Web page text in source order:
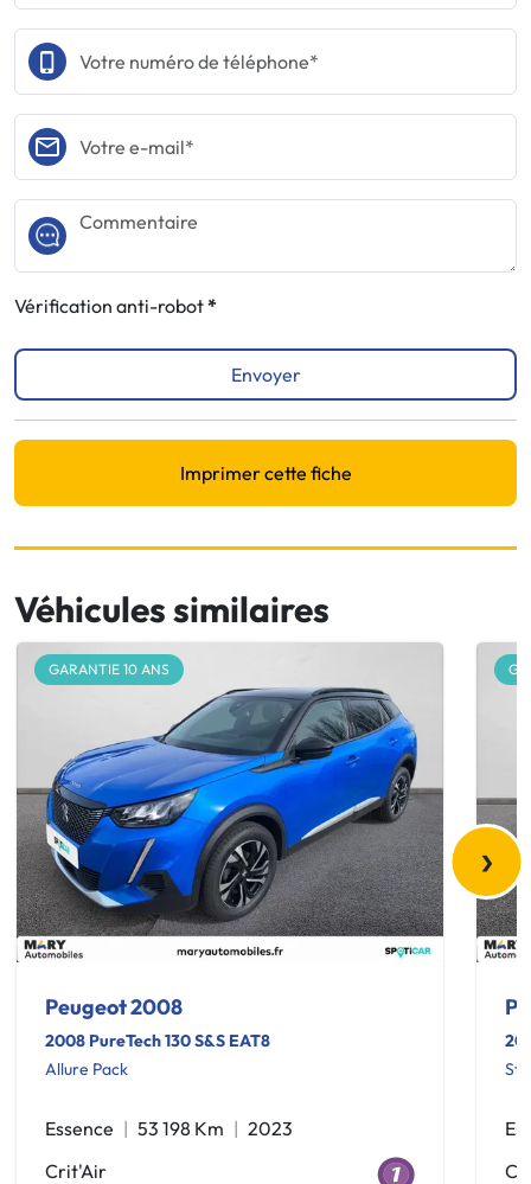
Vérification anti-robot
Envoyer
Imprimer cette fiche
Véhicules similaires
GARANTIE 10 ANS
Peugeot 2008
2008 PureTech 130 S&S EAT8
Allure Pack
Essence 53 198 Km
2023
Crit'Air
›